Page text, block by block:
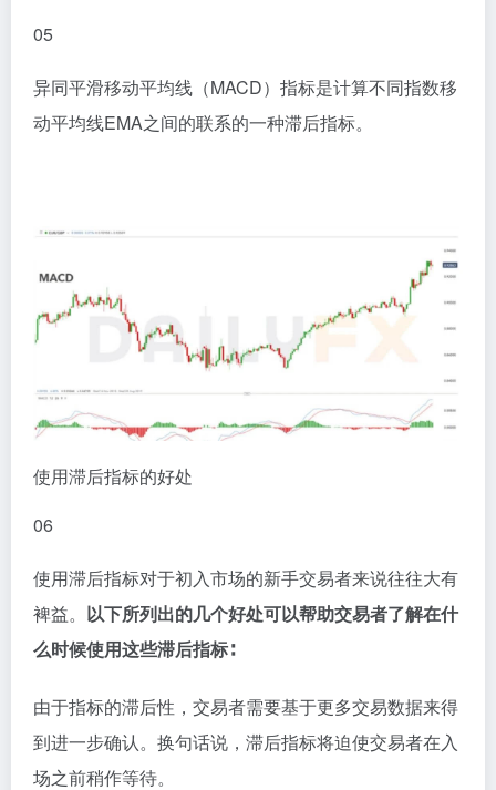
05
异同平滑移动平均线（MACD）指标是计算不同指数移
动平均线EMA之间的联系的一种滞后指标。
使用滞后指标的好处
06
使用滞后指标对于初入市场的新手交易者来说往往大有
裨益。 以下所列出的几个好处可以帮助交易者了解在什
么时候使用这些滞后指标∶
由于指标的滞后性，交易者需要基于更多交易数据来得
到进一步确认。换句话说，滞后指标将迫使交易者在入
场之前稍作等待。